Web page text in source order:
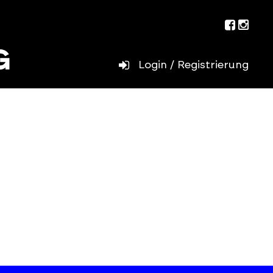
Login / Registrierung